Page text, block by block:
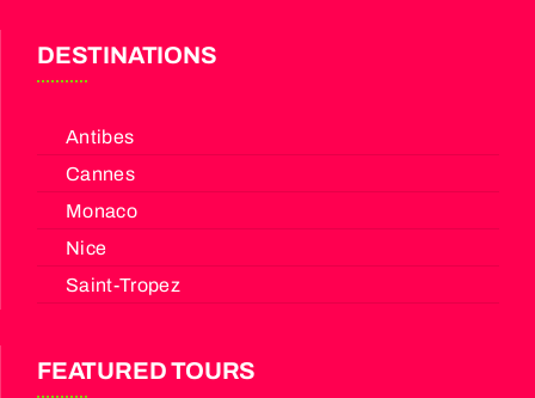
DESTINATIONS
Antibes
Cannes
Monaco
Nice
Saint-Tropez
FEATURED TOURS